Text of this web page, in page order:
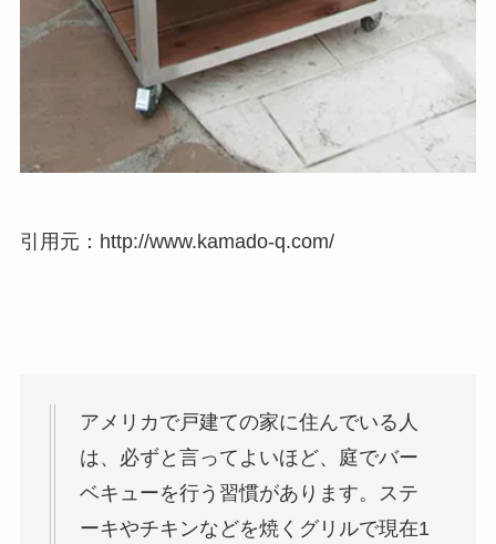
引用元：http://www.kamado-q.com/
アメリカで戸建ての家に住んでいる人
は、必ずと言ってよいほど、庭でバー
ベキューを行う習慣があります。ステ
ーキやチキンなどを焼くグリルで現在1